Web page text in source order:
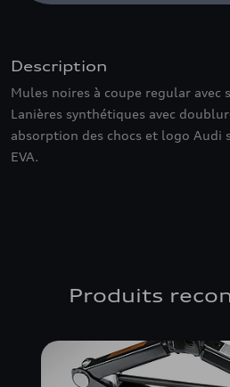
Description
Mules noires à coupe regular avec
Lanières synthétiques avec
absorption des chocs et logo Audi
EVA.
Produits